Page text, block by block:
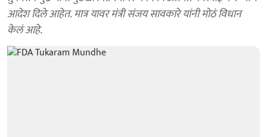
आदेश दिले आहेत. मात्र यावर मंत्री संजय सावकारे यांनी मोठं विधान
केलं आहे.